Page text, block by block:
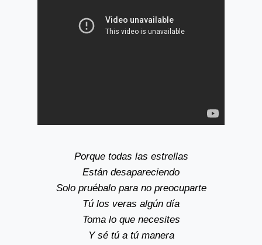
Porque todas las estrellas
Están desapareciendo
Solo pruébalo para no preocuparte
Tú los veras algún día
Toma lo que necesites
Y sé tú a tú manera